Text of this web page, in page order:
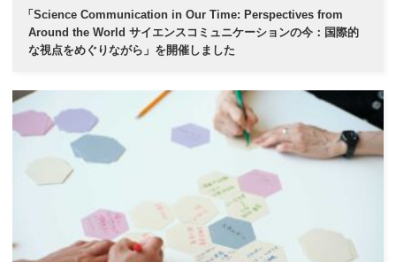
「 Science Communication in Our Time: Perspectives from
Around the World サイエンスコミュニケーションの今：国際的
な視点をめぐりながら」を開催しました